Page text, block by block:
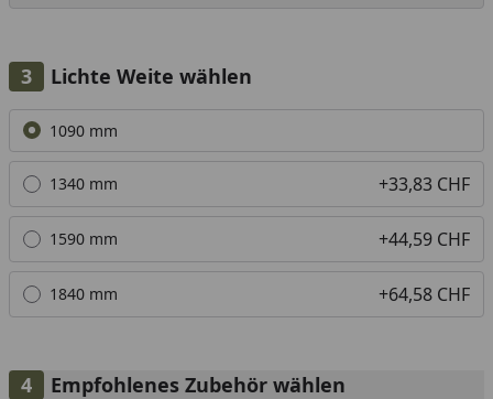
Lichte Weite wählen
Alle anzeigen (4)
1090 mm
1340 mm +33,83 CHF
1590 mm +44,59 CHF
1840 mm +64,58 CHF
Empfohlenes Zubehör wählen